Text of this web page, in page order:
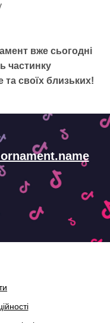
вже сьогодні
частинку
та своїх близьких!